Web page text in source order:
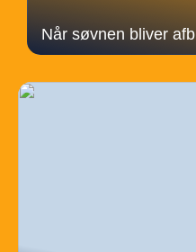
Når søvnen bliver